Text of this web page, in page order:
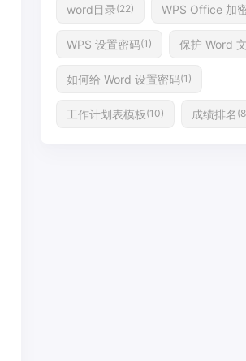
word目录(22) WPS Office 加
WPS 设置密码(1) 保护 Word
如何给 Word 设置密码(1)
工作计划表模板 (10) 成绩排名